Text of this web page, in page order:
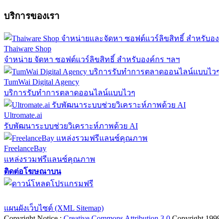
บริการของเรา
Thaiware Shop
จำหน่าย จัดหา ซอฟต์แวร์ลิขสิทธิ์ สำหรับองค์กร ฯลฯ
TumWai Digital Agency
บริการรับทำการตลาดออนไลน์แบบไวๆ
Ultromate.ai
รับพัฒนาระบบช่วยวิเคราะห์ภาพด้วย AI
FreelanceBay
แหล่งรวมฟรีแลนซ์คุณภาพ
ติดต่อโฆษณาบน
แผนผังเว็บไซต์ (XML Sitemap)